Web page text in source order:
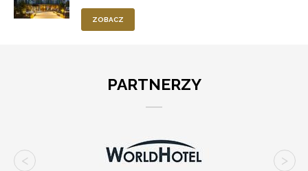
ZOBACZ
PARTNERZY